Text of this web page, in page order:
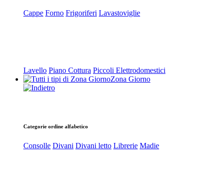
Cappe Forno Frigoriferi Lavastoviglie
Lavello Piano Cottura Piccoli Elettrodomestici
Zona Giorno
Categorie ordine alfabetico
Consolle Divani Divani letto Librerie Madie